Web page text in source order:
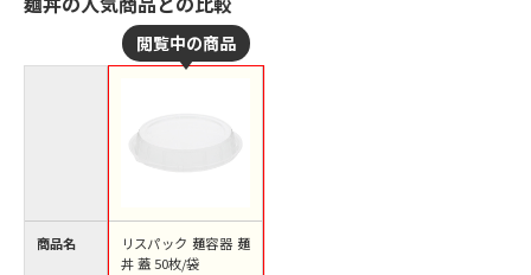
商品名
リスパック 麺容器 麺
丼 蓋 50枚/袋